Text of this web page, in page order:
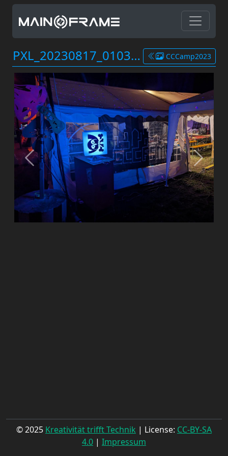
PXL_20230817_010322161.jpg CCCamp2023
© 2025 Kreativität trifft Technik | License: CC-BY-SA
4.0 | Impressum